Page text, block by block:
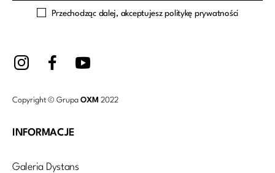
Przechodząc dalej, akceptujesz politykę prywatności
Copyright © Grupa OXM 2022
INFORMACJE
Galeria Dystans